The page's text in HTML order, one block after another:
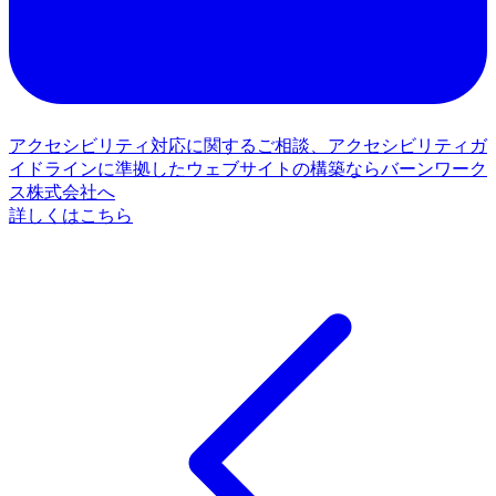
アクセシビリティ対応に関するご相談、アクセシビリティガ
イドラインに準拠したウェブサイトの構築ならバーンワーク
ス株式会社へ
詳しくはこちら